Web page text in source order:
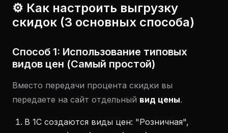
⚙️ Как настроить выгрузку
скидок (3 основных способа)
Способ 1: Использование типовых
видов цен (Самый простой)
Вместо передачи процента скидки вы
передаете на сайт отдельный вид цены.
В 1С создаются виды цен: "Розничная",